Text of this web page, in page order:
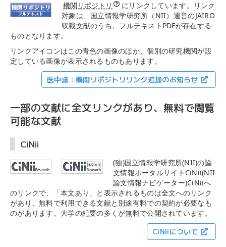
機関リポジトリ
にリンクしています。リンク
対象は、国立情報学研究所（NII）運営のJAIRO
収載文献のうち、フルテキストPDFが存在する
ものとなります。
リンクアイコンはこの青色の画像のほか、個別の研究機関が設
定している画像が表示されるものもあります。
医中誌：機関リポジトリリンク追加のお知らせ
一部の文献に全文リンクがあり、無料で閲覧
可能な文献
CiNii
(独)国立情報学研究所(NII)の論
文情報ポータルサイトCiNii(NII
論文情報ナビゲーター)CiNiiへ
のリンクで、「本文あり」と表示されるものは全文へのリンク
があり、無料で利用できる文献と別途有料での契約が必要なも
のがあります。大学の紀要の多くが無料で公開されています。
CiNiiについて